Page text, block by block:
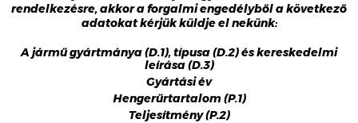
rendelkezésre, akkor a forgalmi engedélyből a következő
adatokat kérjük küldje el nekünk:
A jármű gyártmánya (D.1), típusa (D.2) és kereskedelmi
leírása (D.3)
Gyártási év
Hengerűrtartalom (P.1)
Teljesítmény (P.2)